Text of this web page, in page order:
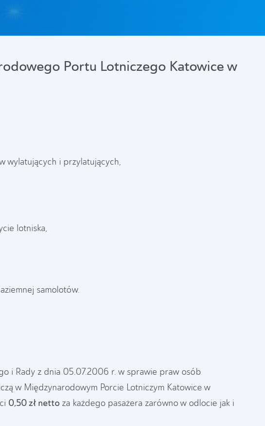
Portu Lotniczego Katowice w
wylatujących i przylatujących,
lotniska,
samolotów.
i Rady z dnia 05.07.2006 r. w sprawie praw osób
w Międzynarodowym Porcie Lotniczym Katowice w
0,50 zł netto za każdego pasażera zarówno w odlocie jak i